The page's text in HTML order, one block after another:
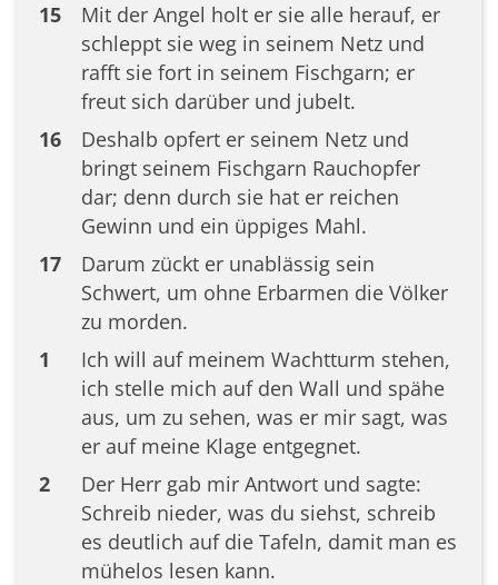
15
Mit der Angel holt er sie alle herauf, er
schleppt sie weg in seinem Netz und
rafft sie fort in seinem Fischgarn; er
freut sich darüber und jubelt.
16
Deshalb opfert er seinem Netz und
bringt seinem Fischgarn Rauchopfer
dar; denn durch sie hat er reichen
Gewinn und ein üppiges Mahl.
17
Darum zückt er unablässig sein
Schwert, um ohne Erbarmen die Völker
zu morden.
1
Ich will auf meinem Wachtturm stehen,
ich stelle mich auf den Wall und spähe
aus, um zu sehen, was er mir sagt, was
er auf meine Klage entgegnet.
2
Der Herr gab mir Antwort und sagte:
Schreib nieder, was du siehst, schreib
es deutlich auf die Tafeln, damit man es
mühelos lesen kann.